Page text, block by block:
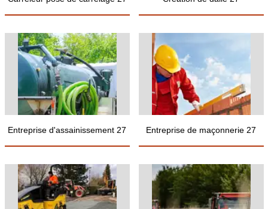
Entreprise d'assainissement 27 Entreprise de maçonnerie 27